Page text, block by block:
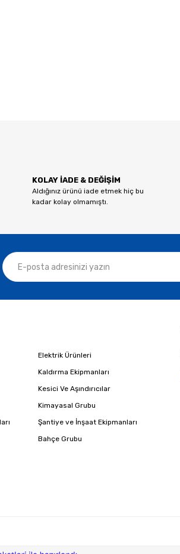
KOLAY İADE & DEĞİŞİM
Aldığınız ürünü iade etmek hiç bu
kadar kolay olmamıştı.
Elektrik Ürünleri
Kaldırma Ekipmanları
Kesici Ve Aşındırıcılar
Kimayasal Grubu
Şantiye ve İnşaat Ekipmanları
Bahçe Grubu